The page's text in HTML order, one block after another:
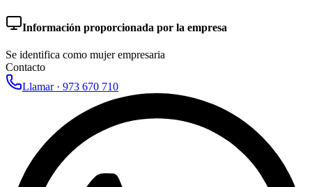
Información proporcionada por la empresa
Se identifica como mujer empresaria
Contacto
Llamar · 973 670 710